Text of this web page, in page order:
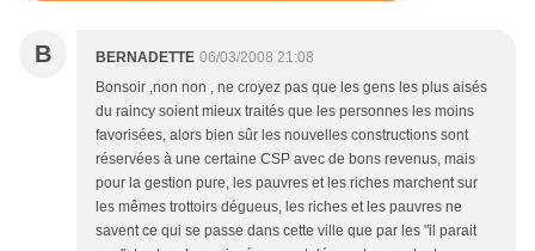
B BERNADETTE 06/03/2008 21:08
Bonsoir ,non non , ne croyez pas que les gens les plus aisés
du raincy soient mieux traités que les personnes les moins
favorisées, alors bien sûr les nouvelles constructions sont
réservées à une certaine CSP avec de bons revenus, mais
pour la gestion pure, les pauvres et les riches marchent sur
les mêmes trottoirs dégueus, les riches et les pauvres ne
savent ce qui se passe dans cette ville que par les "il parait